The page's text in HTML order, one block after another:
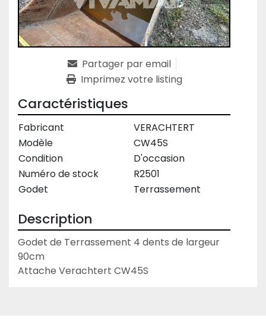
Partager par email
Imprimez votre listing
Caractéristiques
Fabricant
VERACHTERT
Modèle
CW45S
Condition
D'occasion
Numéro de stock
R2501
Godet
Terrassement
Description
Godet de Terrassement 4 dents de largeur
90cm
Attache Verachtert CW45S